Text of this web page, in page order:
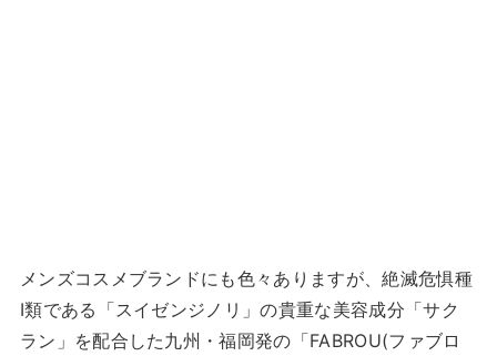
メンズコスメブランドにも色々ありますが、絶滅危惧種
I類である「スイゼンジノリ」の貴重な美容成分「サク
ラン」を配合した九州・福岡発の「FABROU(ファブロ